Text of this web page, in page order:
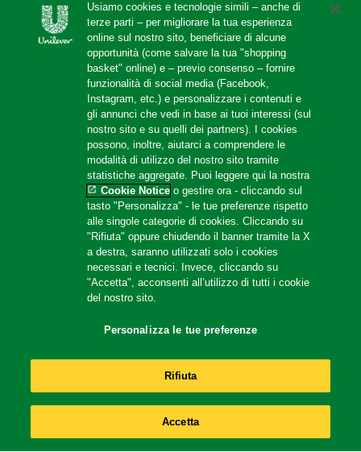
Legal
Accessibilità
Cookie Notice
PRIVACY NOTICE
Cookie Settings
Privacy Policy Social Media
Info e note legali
Amazon Store
Usiamo cookies e tecnologie simili – anche di
terze parti – per migliorare la tua esperienza
online sul nostro sito, beneficiare di alcune
opportunità (come salvare la tua "shopping
basket" online) e – previo consenso – fornire
funzionalità di social media (Facebook,
Instagram, etc.) e personalizzare i contenuti e
gli annunci che vedi in base ai tuoi interessi (sul
nostro sito e su quelli dei partners). I cookies
possono, inoltre, aiutarci a comprendere le
modalità di utilizzo del nostro sito tramite
statistiche aggregate. Puoi leggere qui la nostra
Cookie Notice o gestire ora - cliccando sul
tasto "Personalizza" - le tue preferenze rispetto
alle singole categorie di cookies. Cliccando su
"Rifiuta" oppure chiudendo il banner tramite la X
a destra, saranno utilizzati solo i cookies
necessari e tecnici. Invece, cliccando su
"Accetta", acconsenti all’utilizzo di tutti i cookie
del nostro sito.
Personalizza le tue preferenze
Rifiuta
Accetta